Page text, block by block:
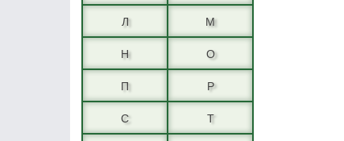
Л
М
Н
О
П
Р
С
Т